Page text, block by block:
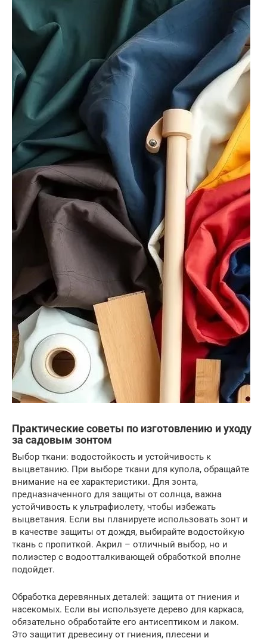
Практические советы по изготовлению и уходу
за садовым зонтом
Выбор ткани: водостойкость и устойчивость к
выцветанию. При выборе ткани для купола, обращайте
внимание на ее характеристики. Для зонта,
предназначенного для защиты от солнца, важна
устойчивость к ультрафиолету, чтобы избежать
выцветания. Если вы планируете использовать зонт и
в качестве защиты от дождя, выбирайте водостойкую
ткань с пропиткой. Акрил – отличный выбор, но и
полиэстер с водоотталкивающей обработкой вполне
подойдет.
Обработка деревянных деталей: защита от гниения и
насекомых. Если вы используете дерево для каркаса,
обязательно обработайте его антисептиком и лаком.
Это защитит древесину от гниения, плесени и